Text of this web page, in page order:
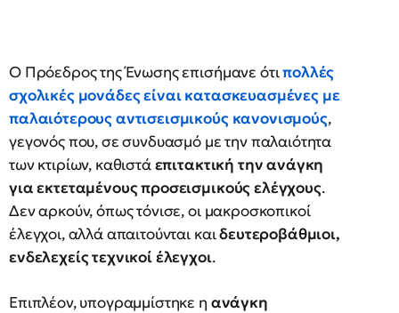
Ο Πρόεδρος της Ένωσης επισήμανε ότιπολλές
σχολικές μονάδες είναι κατασκευασμένες με
παλαιότερους αντισεισμικούς κανονισμούς,
γεγονός που, σε συνδυασμό με την παλαιότητα
των κτιρίων, καθιστάεπιτακτική την ανάγκη
για εκτεταμένους προσεισμικούς ελέγχους.
Δεν αρκούν, όπως τόνισε, οι μακροσκοπικοί
έλεγχοι, αλλά απαιτούνται καιδευτεροβάθμιοι,
ενδελεχείς τεχνικοί έλεγχοι.
Επιπλέον, υπογραμμίστηκε η ανάγκη